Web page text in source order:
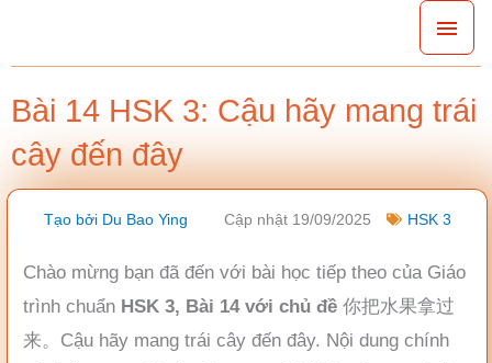
dung
Bài 14 HSK 3: Cậu hãy mang trái
cây đến đây
Tạo bởi Du Bao Ying Cập nhật 19/09/2025 HSK 3
Chào mừng bạn đã đến với bài học tiếp theo của Giáo
trình chuẩn HSK 3, Bài 14 với chủ đề 你把水果拿过
来。Cậu hãy mang trái cây đến đây. Nội dung chính